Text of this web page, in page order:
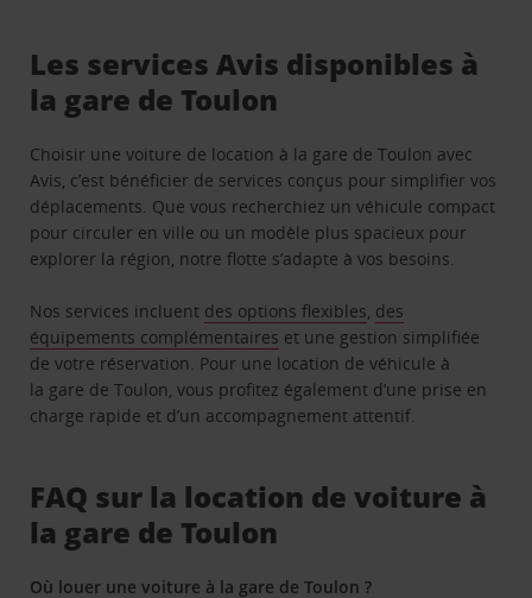
Les services Avis disponibles à
la gare de Toulon
Choisir une voiture de location à la gare de Toulon avec
Avis, c’est bénéficier de services conçus pour simplifier vos
déplacements. Que vous recherchiez un véhicule compact
pour circuler en ville ou un modèle plus spacieux pour
explorer la région, notre flotte s’adapte à vos besoins.
Nos services incluent des options flexibles des
équipements complémentaires et une gestion simplifiée
de votre réservation. Pour une location de véhicule à
la gare de Toulon, vous profitez également d’une prise en
charge rapide et d’un accompagnement attentif.
FAQ sur la location de voiture à
la gare de Toulon
Où louer une voiture à la gare de Toulon ?